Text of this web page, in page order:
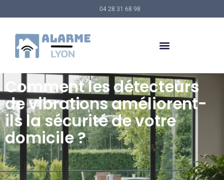
04 28 31 68 98
Comment les détecteurs
de vibrations améliorent-
ils la sécurité de votre
domicile ?